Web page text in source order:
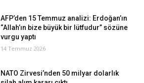
AFP’den 15 Temmuz analizi: Erdoğan’ın
“Allah’ın bize büyük bir lütfudur” sözüne
vurgu yaptı
14 Temmuz 2026
NATO Zirvesi’nden 50 milyar dolarlık